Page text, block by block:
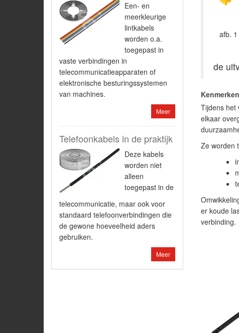
Een- en
meerkleurige
lintkabels
worden o.a.
toegepast in
vaste verbindingen in
telecommunicatieapparaten of
elektronische besturingssystemen
van machines.
Meer
Telefoonkabels in de praktijk
Deze kabels
worden niet
alleen
toegepast in de
telecommunicatie, maar ook voor
standaard telefoonverbindingen die
de gewone hoeveelheid aders
gebruiken.
Meer
afb.
de
Tijdens het
elkaar
Ze worden
er koude
verbinding.